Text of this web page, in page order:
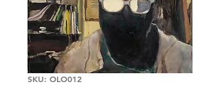
SKU: OLO012